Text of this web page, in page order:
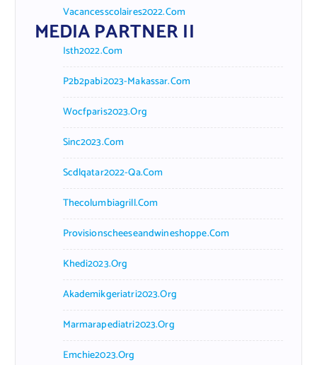
Vacancesscolaires2022.com
MEDIA PARTNER II
Isth2022.com
P2b2pabi2023-Makassar.com
Wocfparis2023.org
Sinc2023.com
Scdlqatar2022-Qa.com
Thecolumbiagrill.com
Provisionscheeseandwineshoppe.com
Khedi2023.org
Akademikgeriatri2023.org
Marmarapediatri2023.org
Emchie2023.org